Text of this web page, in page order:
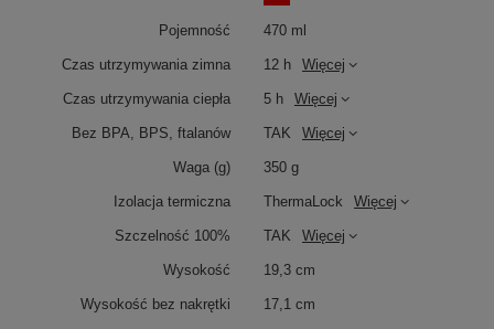
Pojemność 470 ml
Czas utrzymywania zimna 12 h Więcej
Czas utrzymywania ciepła 5 h Więcej
Bez BPA, BPS, ftalanów TAK Więcej
Waga (g) 350 g
Izolacja termiczna ThermaLock Więcej
Szczelność 100% TAK Więcej
Wysokość 19,3 cm
Wysokość bez nakrętki 17,1 cm